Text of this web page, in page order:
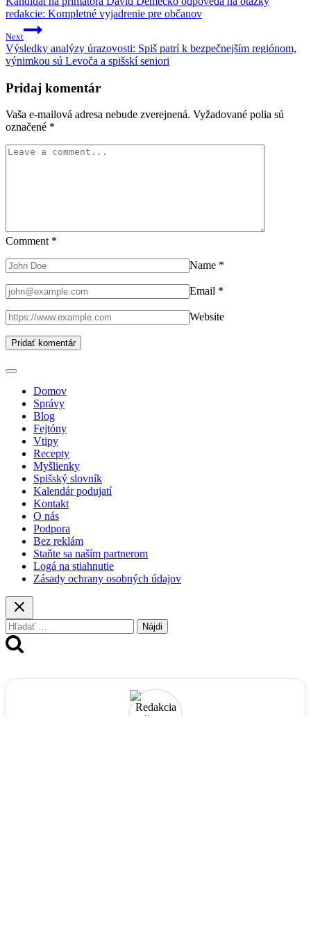
článku
redakcie: Kompletné vyjadrenie pre občanov
Next
Výsledky analýzy úrazovosti: Spiš patrí k bezpečnejším regiónom,
výnimkou sú Levoča a spišskí seniori
Pridaj komentár
Vaša e-mailová adresa nebude zverejnená. Vyžadované polia sú
označené *
Comment *
Name *
Email *
Website
Domov
Správy
Blog
Fejtóny
Vtipy
Recepty
Myšlienky
Spišský slovník
Kalendár podujatí
Kontakt
O nás
Podpora
Bez reklám
Staňte sa naším partnerom
Logá na stiahnutie
Zásady ochrany osobných údajov
Hľadať: